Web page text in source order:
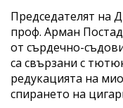
Председателят на
проф. Арман
от сърдечно-
са свързани с
редукацията на
спирането на